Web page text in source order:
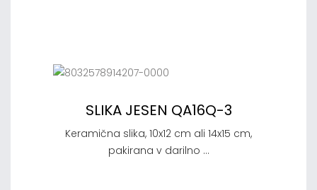
SLIKA JESEN QA16Q-3
Keramična slika, 10x12 cm ali 14x15 cm,
pakirana v darilno ...